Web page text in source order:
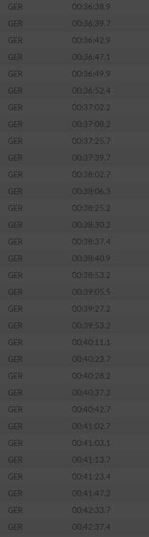
GER
00:36:38.9
GER
00:36:39.7
GER
00:36:42.9
GER
00:36:47.1
GER
00:36:49.9
GER
00:36:52.4
GER
00:37:02.2
GER
00:37:08.2
GER
00:37:25.7
GER
00:37:39.7
GER
00:38:02.7
GER
00:38:06.3
GER
00:38:25.2
GER
00:38:30.2
GER
00:38:37.4
GER
00:38:40.9
GER
00:38:53.2
GER
00:39:05.5
GER
00:39:27.2
GER
00:39:53.2
GER
00:40:11.1
GER
00:40:23.7
GER
00:40:28.2
GER
00:40:37.2
GER
00:40:42.7
GER
00:41:02.7
GER
00:41:03.1
GER
00:41:13.7
GER
00:41:23.4
GER
00:41:47.2
GER
00:42:33.7
GER 00:42:37.4